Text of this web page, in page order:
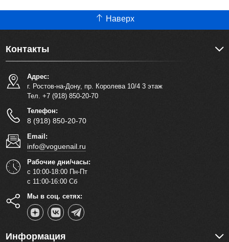
Наверх
Контакты
Адрес:
г. Ростов-на-Дону, пр. Королева 10/4 3 этаж
Тел. +7 (918) 850-20-70
Телефон:
8 (918) 850-20-70
Email:
info@voguenail.ru
Рабочие дни/часы:
с 10:00-18:00 Пн-Пт
с 11:00-16:00 Сб
Мы в соц. сетях:
Информация